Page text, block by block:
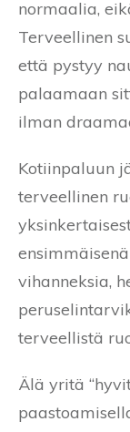
normaalia,
Terveellinen
että pystyy
palaamaan
ilman
Kotiinpaluun
terveellinen
vihanneksia,
terveellistä
Älä yritä